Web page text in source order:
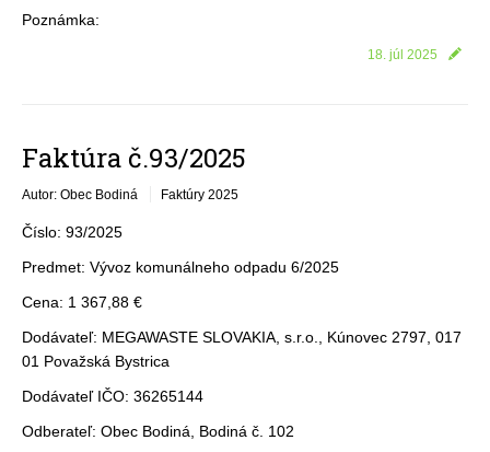
Poznámka:
18. júl 2025
Faktúra č.93/2025
Autor: Obec Bodiná Faktúry 2025
Číslo: 93/2025
Predmet: Vývoz komunálneho odpadu 6/2025
Cena: 1 367,88 €
Dodávateľ: MEGAWASTE SLOVAKIA, s.r.o., Kúnovec 2797, 017
01 Považská Bystrica
Dodávateľ IČO: 36265144
Odberateľ: Obec Bodiná, Bodiná č. 102